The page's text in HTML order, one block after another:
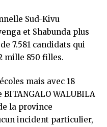
Sud-Kivu
et Shabunda plus
7.581 candidats qui
mille 850 filles.
mais avec 18
WALUBILA
la province
incident particulier,